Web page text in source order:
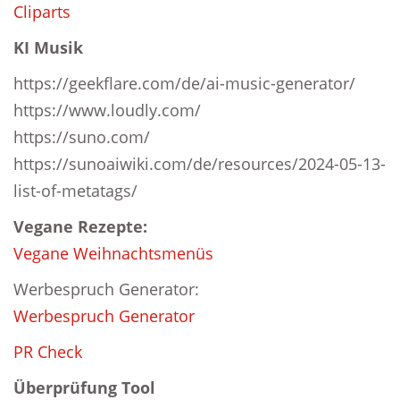
Cliparts
KI Musik
https://geekflare.com/de/ai-music-generator/
https://www.loudly.com/
https://suno.com/
https://sunoaiwiki.com/de/resources/2024-05-13-
list-of-metatags/
Vegane Rezepte:
Vegane Weihnachtsmenüs
Werbespruch Generator:
Werbespruch Generator
PR Check
Überprüfung Tool